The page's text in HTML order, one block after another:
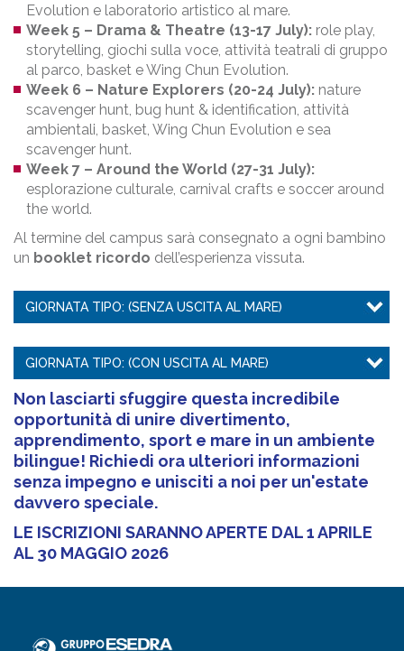
Evolution e laboratorio artistico al mare.
Week 5 – Drama & Theatre (13-17 July): role play,
storytelling, giochi sulla voce, attività teatrali di gruppo
al parco, basket e Wing Chun Evolution.
Week 6 – Nature Explorers (20-24 July): nature
scavenger hunt, bug hunt & identification, attività
ambientali, basket, Wing Chun Evolution e sea
scavenger hunt.
Week 7 – Around the World (27-31 July):
esplorazione culturale, carnival crafts e soccer around
the world.
Al termine del campus sarà consegnato a ogni bambino
un booklet ricordo dell’esperienza vissuta.
GIORNATA TIPO: (SENZA USCITA AL MARE)
GIORNATA TIPO: (CON USCITA AL MARE)
Non lasciarti sfuggire questa incredibile
opportunità di unire divertimento,
apprendimento, sport e mare in un ambiente
bilingue! Richiedi ora ulteriori informazioni
senza impegno e unisciti a noi per un'estate
davvero speciale.
LE ISCRIZIONI SARANNO APERTE DAL 1 APRILE
AL 30 MAGGIO 2026